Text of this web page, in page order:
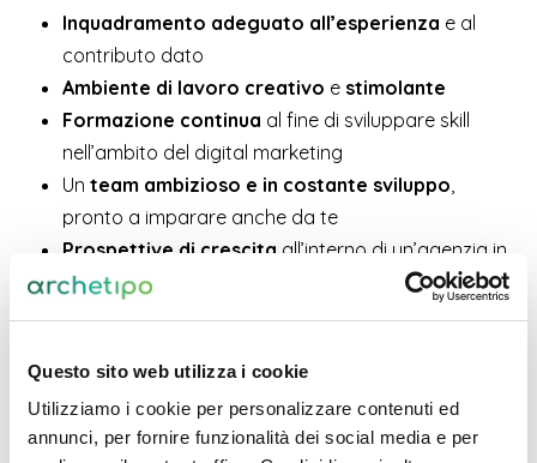
Questo sito web utilizza i cookie
Utilizziamo i cookie per personalizzare contenuti ed
annunci, per fornire funzionalità dei social media e per
Inquadramento adeguato all’esperienza e al
contributo dato
Ambiente di lavoro creativo e stimolante
Formazione continua al fine di sviluppare skill
nell’ambito del digital marketing
Un team ambizioso e in costante sviluppo,
pronto a imparare anche da te
Prospettive di crescita all’interno di un’agenzia in
grande espansione
Macbooke postazione di lavoro dedicata
Invia la tua candidatura